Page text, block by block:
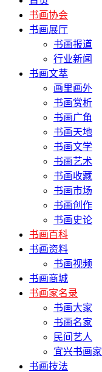
书画协会
书画展厅
书画报道
行业新闻
书画文萃
画里画外
书画赏析
书画广角
书画天地
书画文学
书画艺术
书画收藏
书画市场
书画创作
书画史论
书画百科
书画资料
书画视频
书画商城
书画家名录
书画大家
书画名家
民间艺人
宜兴书画家
书画技法